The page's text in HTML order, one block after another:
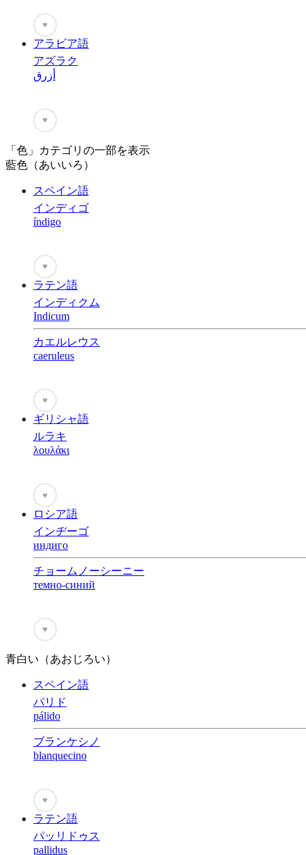
♥
アラビア語
アズラク
أزرق
♥
「色」カテゴリの一部を表示
藍色（あいいろ）
スペイン語
インディゴ
índigo
♥
ラテン語
インディクム
Indicum
カエルレウス
caeruleus
♥
ギリシャ語
ルラキ
λουλάκι
♥
ロシア語
インヂーゴ
индиго
チョームノーシーニー
темно-синий
♥
青白い（あおじろい）
スペイン語
パリド
pálido
ブランケシノ
blanquecino
♥
ラテン語
パッリドゥス
pallidus